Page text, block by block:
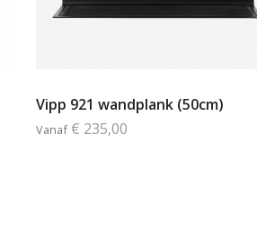
Vipp 921 wandplank (50cm)
Vanaf € 235,00